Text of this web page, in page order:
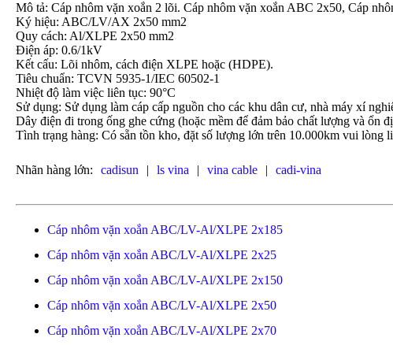
Mô tả: Cáp nhôm vặn xoắn 2 lõi. Cáp nhôm vặn xoắn ABC 2x50, Cáp
Ký hiệu: ABC/LV/AX 2x50 mm2
Quy cách: Al/XLPE 2x50 mm2
Điện áp: 0.6/1kV
Kết cấu: Lõi nhôm, cách điện XLPE hoặc (HDPE).
Tiêu chuẩn: TCVN 5935-1/IEC 60502-1
Nhiệt độ làm việc liên tục: 90°C
Sử dụng: Sử dụng làm cáp cấp nguồn cho các khu dân cư, nhà máy xí
Dây điện đi trong ống ghe cứng (hoặc mềm để đảm bảo chất lượng và ổn
Tình trạng hàng: Có sẵn tồn kho, đặt số lượng lớn trên 10.000km vui lòng
Nhãn hàng lớn: cadisun | ls vina | vina cable | cadi-vina
Cáp nhôm vặn xoắn ABC/LV-Al/XLPE 2x185
Cáp nhôm vặn xoắn ABC/LV-Al/XLPE 2x25
Cáp nhôm vặn xoắn ABC/LV-Al/XLPE 2x150
Cáp nhôm vặn xoắn ABC/LV-Al/XLPE 2x50
Cáp nhôm vặn xoắn ABC/LV-Al/XLPE 2x70